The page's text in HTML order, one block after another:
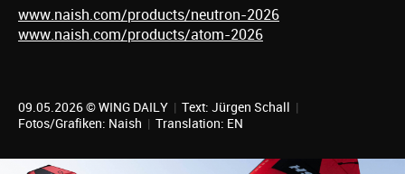
www.naish.com/products/neutron-2026
www.naish.com/products/atom-2026
09.05.2026 © WING DAILY | Text: Jürgen Schall |
Fotos/Grafiken: Naish | Translation: EN